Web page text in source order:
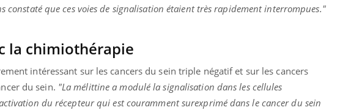
constaté que ces voies de signalisation étaient très rapidement interrompues."
la chimiothérapie
intéressant sur les cancers du sein triple négatif et sur les cancers
du sein. "La mélittine a modulé la signalisation dans les cellules
du récepteur qui est couramment surexprimé dans le cancer du sein
en fer : comprendre pour
Youtube
Youtube
Insuline & Charge mentale : et si on
osait en parler??Youtube